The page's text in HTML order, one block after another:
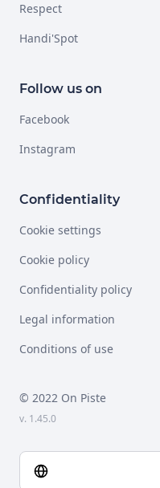
Respect
Handi'Spot
Follow us on
Facebook
Instagram
Confidentiality
Cookie settings
Cookie policy
Confidentiality policy
Legal information
Conditions of use
© 2022 On Piste
v. 1.45.0